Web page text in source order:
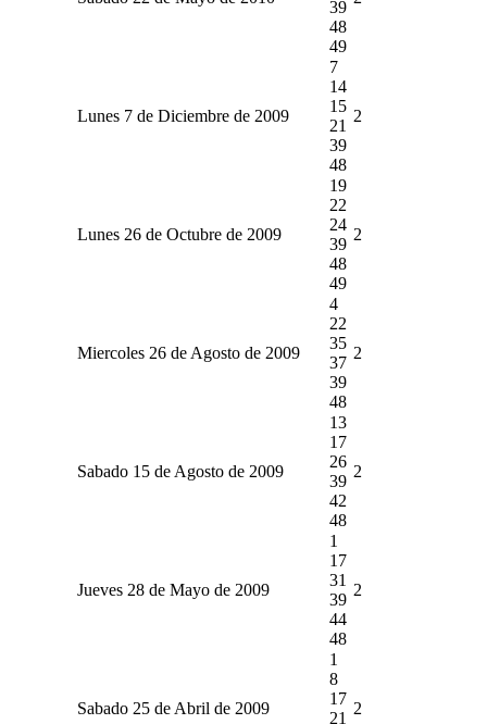
39
48
49
Lunes 7 de Diciembre de 2009
7
14
15
21
39
48
2
Lunes 26 de Octubre de 2009
19
22
24
39
48
49
2
Miercoles 26 de Agosto de 2009
4
22
35
37
39
48
2
Sabado 15 de Agosto de 2009
13
17
26
39
42
48
2
Jueves 28 de Mayo de 2009
1
17
31
39
44
48
2
Sabado 25 de Abril de 2009
1
8
17
21
2